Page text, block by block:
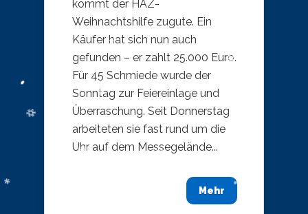
kommt der HAZ-
Weihnachtshilfe zugute. Ein
Käufer hat sich nun auch
gefunden – er zahlt 25.000 Euro.
Für 45 Schmiede wurde der
Sonntag zur Feiereinlage und
Überraschung. Seit Donnerstag
arbeiteten sie fast rund um die
Uhr auf dem Messegelände...
Mehr